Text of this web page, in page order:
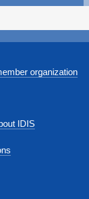
organization
IDIS